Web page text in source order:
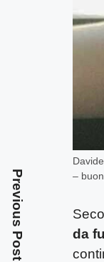
–
da
Previous Post